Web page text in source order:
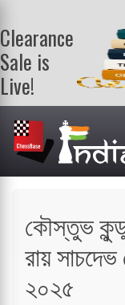
Clearance
Sale is
Live!
Get a FREE
book on
purchasing 2
or more
books. Valid
কৌস্তুভ
রায়
২০২৫